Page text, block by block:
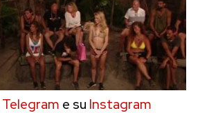
Telegram e su Instagram